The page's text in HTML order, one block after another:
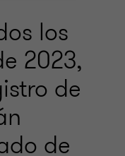
los
2023,
de
de